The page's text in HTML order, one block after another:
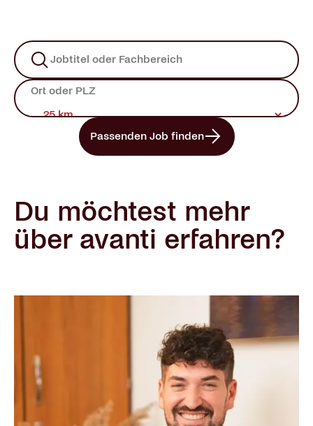
Passenden Job finden
Du möchtest mehr
über avanti erfahren?